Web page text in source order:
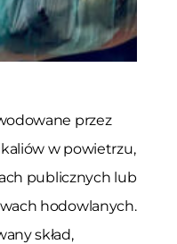
przez
w powietrzu,
publicznych lub
hodowlanych.
skład,